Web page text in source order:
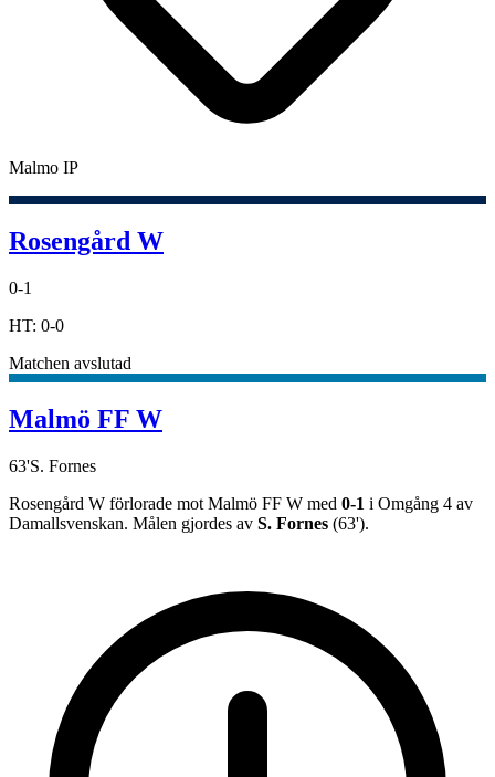
Malmo IP
Rosengård W
0-1
HT: 0-0
Matchen avslutad
Malmö FF W
63'S. Fornes
Rosengård W förlorade mot Malmö FF W med 0-1 i Omgång 4 av
Damallsvenskan. Målen gjordes av S. Fornes (63').